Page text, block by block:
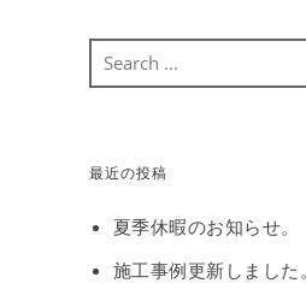
最近の投稿
夏季休暇のお知らせ。
施工事例更新しました。